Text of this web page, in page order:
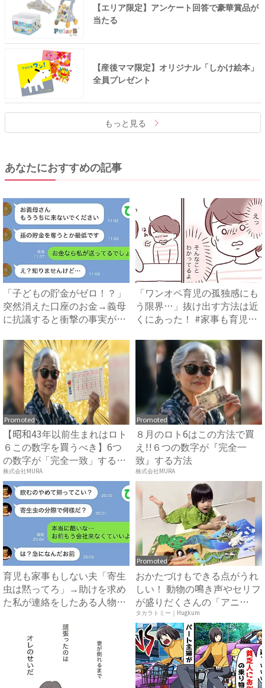
【エリア限定】アンケート回答で豪華賞品が
当たる
【産後ママ限定】オリジナル「しかけ絵本」
全員プレゼント
もっと見る
あなたにおすすめの記事
「子どもの貯金がゼロ！？」
突然消えた口座のお金→義母
に抗議すると衝撃の事実が判
「ワンオペ育児の孤独感にも
う限界…」抜け出す方法は近
くにあった！ #家事も育児
Promoted
【昭和43年以前生まれはロト
６この数字を買うべき】6つ
の数字が「完全一致」する
方...
株式会社MURA
Promoted
８月のロト6はこの方法で買
え!!６つの数字が『完全一
致』する方法
株式会社MURA
育児も家事もしない夫「寄生
虫は黙ってろ」→助けを求め
た私が連絡をしたある人物と
Promoted
おかたづけもできる点がうれ
しい！ 動物の鳴き声やセリフ
が盛りだくさんの「アニ
ア ...
タカラトミー｜Hugkum